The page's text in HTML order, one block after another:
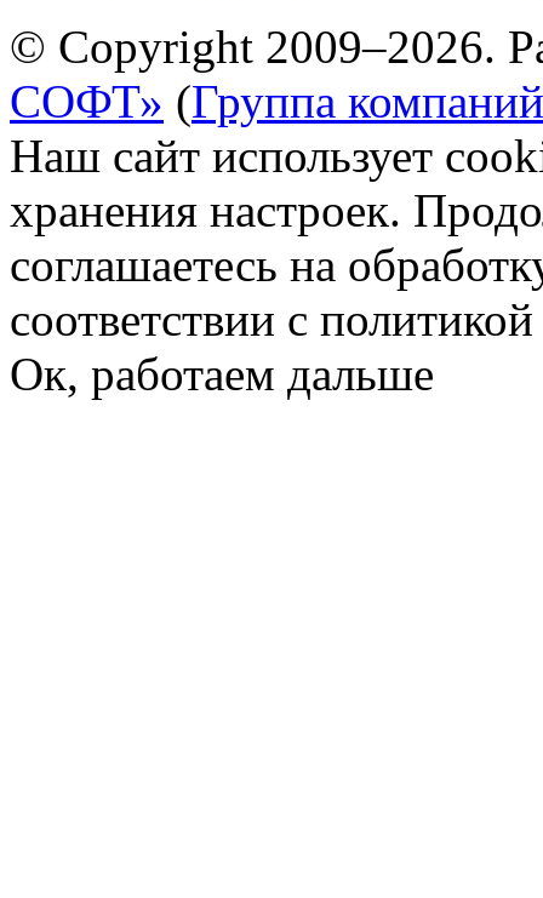
© Copyright 2009–2026.
СОФТ» (Группа
Наш сайт использует
хранения настроек.
соглашаетесь на
соответствии с
Ок, работаем дальше